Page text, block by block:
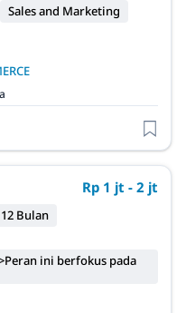
Sales and Marketing
Rp 1 jt - 2 jt
12 Bulan
ini berfokus pada